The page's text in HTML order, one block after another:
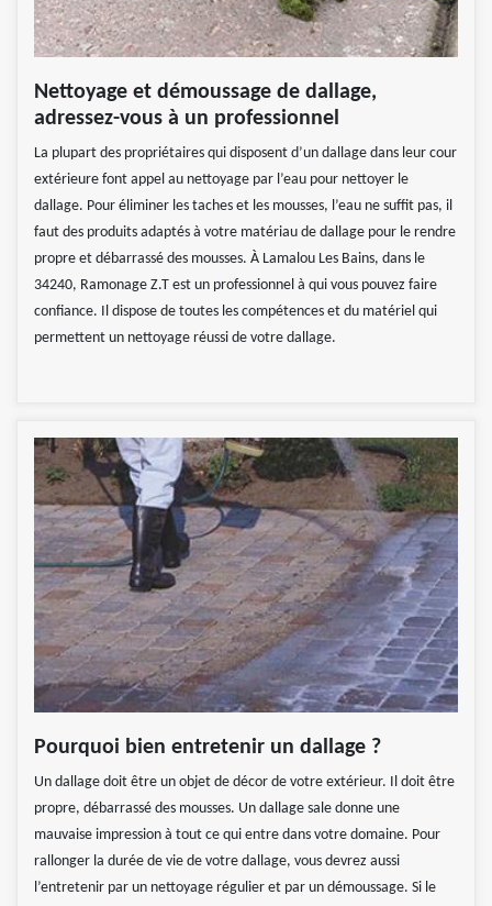
Nettoyage et démoussage de dallage,
adressez-vous à un professionnel
La plupart des propriétaires qui disposent d’un dallage dans leur cour
extérieure font appel au nettoyage par l’eau pour nettoyer le
dallage. Pour éliminer les taches et les mousses, l’eau ne suffit pas, il
faut des produits adaptés à votre matériau de dallage pour le rendre
propre et débarrassé des mousses. À Lamalou Les Bains, dans le
34240, Ramonage Z.T est un professionnel à qui vous pouvez faire
confiance. Il dispose de toutes les compétences et du matériel qui
permettent un nettoyage réussi de votre dallage.
Pourquoi bien entretenir un dallage ?
Un dallage doit être un objet de décor de votre extérieur. Il doit être
propre, débarrassé des mousses. Un dallage sale donne une
mauvaise impression à tout ce qui entre dans votre domaine. Pour
rallonger la durée de vie de votre dallage, vous devrez aussi
l’entretenir par un nettoyage régulier et par un démoussage. Si le